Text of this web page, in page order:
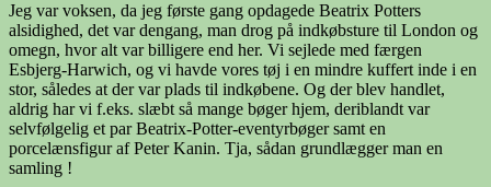
Jeg var voksen, da jeg første gang opdagede Beatrix Potters
alsidighed, det var dengang, man drog på indkøbsture til London og
omegn, hvor alt var billigere end her. Vi sejlede med færgen
Esbjerg-Harwich, og vi havde vores tøj i en mindre kuffert inde i en
stor, således at der var plads til indkøbene. Og der blev handlet,
aldrig har vi f.eks. slæbt så mange bøger hjem, deriblandt var
selvfølgelig et par Beatrix-Potter-eventyrbøger samt en
porcelænsfigur af Peter Kanin. Tja, sådan grundlægger man en
samling !